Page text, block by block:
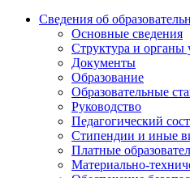
Сведения об
Основные сведения
Структура и органы
Документы
Образование
Образовательные
Руководство
Педагогический
Стипендии и иные
Платные
Материально-